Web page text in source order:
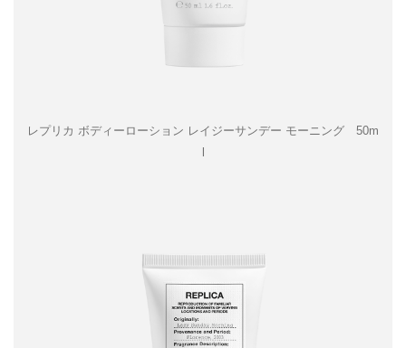
レプリカ ボディーローション レイジーサンデー モーニング 50m